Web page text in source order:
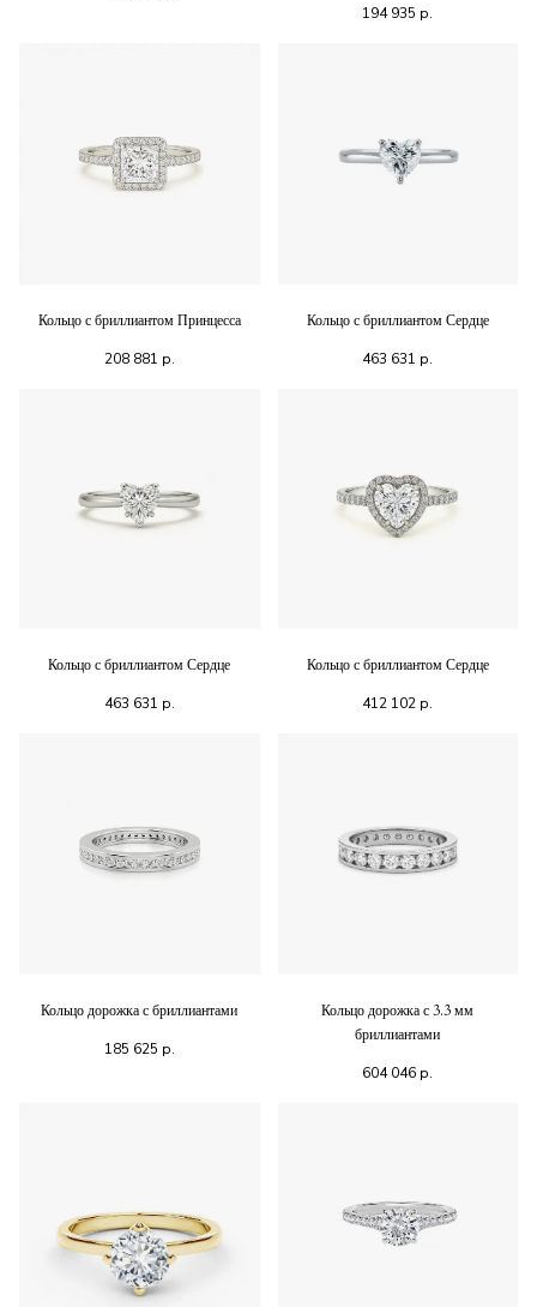
194 935 р.
Кольцо с бриллиантом Принцесса
208 881 р.
Кольцо с бриллиантом Сердце
463 631 р.
Кольцо с бриллиантом Сердце
463 631 р.
Кольцо с бриллиантом Сердце
412 102 р.
Кольцо дорожка с бриллиантами
185 625 р.
Кольцо дорожка с 3.3 мм
бриллиантами
604 046 р.